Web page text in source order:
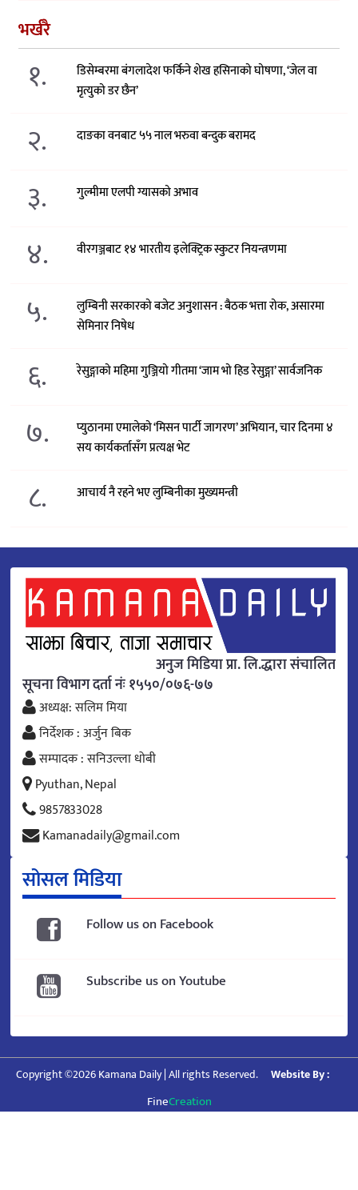
भर्खरै
१.
डिसेम्बरमा बंगलादेश फर्किने शेख हसिनाको घोषणा, ‘जेल वा
मृत्युको डर छैन’
२. दाङका वनबाट ५५ नाल भरुवा बन्दुक बरामद
३. गुल्मीमा एलपी ग्यासको अभाव
४. वीरगञ्जबाट १४ भारतीय इलेक्ट्रिक स्कुटर नियन्त्रणमा
५.
लुम्बिनी सरकारको बजेट अनुशासन : बैठक भत्ता रोक, असारमा
सेमिनार निषेध
६. रेसुङ्गाको महिमा गुञ्जियो गीतमा ‘जाम भो हिड रेसुङ्गा’ सार्वजनिक
७.
प्युठानमा एमालेको ‘मिसन पार्टी जागरण’ अभियान, चार दिनमा ४
सय कार्यकर्तासँग प्रत्यक्ष भेट
८. आचार्य नै रहने भए लुम्बिनीका मुख्यमन्त्री
अनुज मिडिया प्रा. लि.द्धारा संचालित
सूचना विभाग दर्ता नंः १५५०/०७६-७७
अध्यक्ष: सलिम मिया
निर्देशक : अर्जुन बिक
सम्पादक : सनिउल्ला धोबी
Pyuthan, Nepal
9857833028
Kamanadaily@gmail.com
सोसल मिडिया
Follow us on Facebook
Subscribe us on Youtube
Copyright ©2026 Kamana Daily | All rights Reserved. Website By :
FineCreation